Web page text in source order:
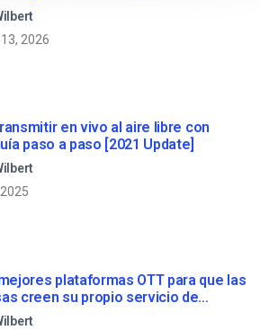
2026
en vivo al aire libre con
éxito: Guía paso a paso [2021 Update]
plataformas OTT para que las
creen su propio servicio de
(2026)